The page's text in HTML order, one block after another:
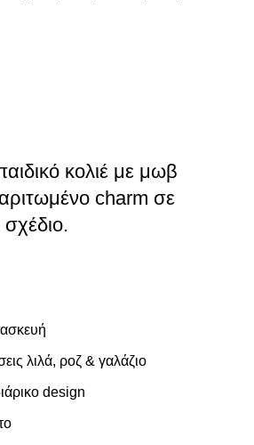
κολιέ με μωβ
charm σε
σχέδιο.
λιλά, ροζ & γαλάζιο
design